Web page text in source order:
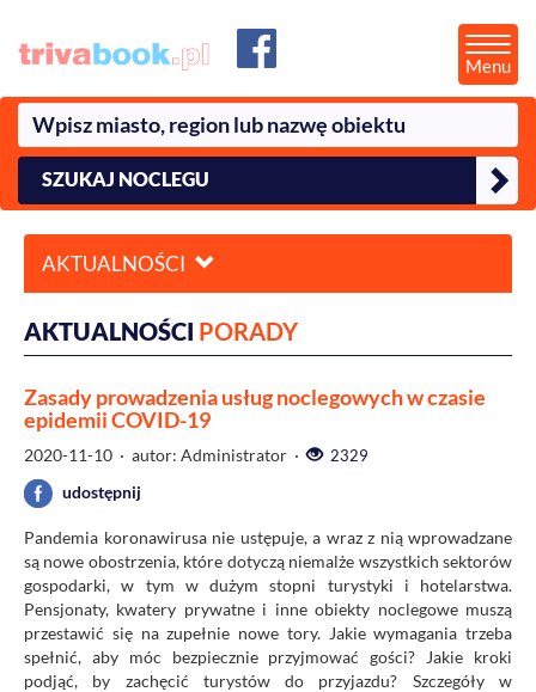
Menu
SZUKAJ NOCLEGU
AKTUALNOŚCI
AKTUALNOŚCI PORADY
Zasady prowadzenia usług noclegowych w czasie
epidemii COVID-19
2020-11-10 · autor: Administrator · 2329
udostępnij
Pandemia koronawirusa nie ustępuje, a wraz z nią wprowadzane
są nowe obostrzenia, które dotyczą niemalże wszystkich sektorów
gospodarki, w tym w dużym stopni turystyki i hotelarstwa.
Pensjonaty, kwatery prywatne i inne obiekty noclegowe muszą
przestawić się na zupełnie nowe tory. Jakie wymagania trzeba
spełnić, aby móc bezpiecznie przyjmować gości? Jakie kroki
podjąć, by zachęcić turystów do przyjazdu? Szczegóły w